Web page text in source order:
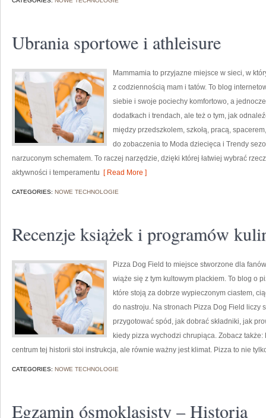
Ubrania sportowe i athleisure
Mammamia to przyjazne miejsce w sieci, w
z codziennością mam i tatów. To blog
siebie i swoje pociechy komfortowo, a
dodatkach i trendach, ale też o tym, jak
między przedszkolem, szkołą, pracą,
do zobaczenia to Moda dziecięca i Trendy
narzuconym schematem. To raczej narzędzie, dzięki której łatwiej wybrać
aktywności i temperamentu [ Read More ]
CATEGORIES: NOWE TECHNOLOGIE
Recenzje książek i programów
Pizza Dog Field to miejsce stworzone dla
wiąże się z tym kultowym plackiem. To blog o
które stoją za dobrze wypieczonym ciastem,
do nastroju. Na stronach Pizza Dog Field liczy
przygotować spód, jak dobrać składniki, jak
kiedy pizza wychodzi chrupiąca. Zobacz
centrum tej historii stoi instrukcja, ale równie ważny jest klimat. Pizza to nie
CATEGORIES: NOWE TECHNOLOGIE
Egzamin ósmoklasisty – Historia